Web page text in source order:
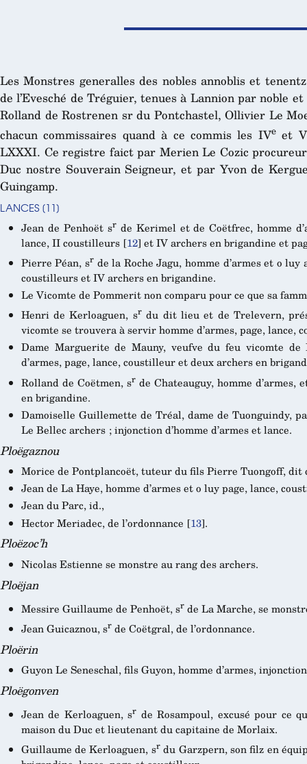
Les Monstres generalles des nobles annoblis et
de l’Evesché de Tréguier, tenues à Lannion par noble
Rolland de Rostrenen sr du Pontchastel, Ollivier Le
chacun commissaires quand à ce commis les IVeet V
LXXXI. Ce registre faict par Merien Le Cozic
Duc nostre Souverain Seigneur, et par Yvon de
Guingamp.
LANCES [11]
Jean de Penhoët srde Kerimel et de Coëtfrec, homme
lance, II coustilleurs[12] et IV archers en brigandine et
Pierre Péan, srde la Roche Jagu, homme d’armes et o
coustilleurs et IV archers en brigandine.
Le Vicomte de Pommerit non comparu pour ce que sa
Henri de Kerloaguen, srdu dit lieu et de Trelevern,
vicomte se trouvera à servir homme d’armes, page,
Dame Marguerite de Mauny, veufve du feu vicomte
d’armes, page, lance, coustilleur et deux archers en
Rolland de Coëtmen, srde Chateauguy, homme
en brigandine.
Damoiselle Guillemette de Tréal, dame de Tuonguindy,
Le Bellec archers ; injonction d’homme d’armes et lance.
Ploëgaznou
Morice de Pontplancoët, tuteur du fils Pierre Tuongoff, dit
Jean de La Haye, homme d’armes et o luy page, lance,
Jean du Parc, id.,
Hector Meriadec, de l’ordonnance [13].
Ploëzoc’h
Nicolas Estienne se monstre au rang des archers.
Ploëjan
Messire Guillaume de Penhoët, srde La Marche, se
Jean Guicaznou, srde Coëtgral, de l’ordonnance.
Ploërin
Guyon Le Seneschal, fils Guyon, homme d’armes,
Ploëgonven
Jean de Kerloaguen, sr de Rosampoul, excusé pour ce
maison du Duc et lieutenant du capitaine de Morlaix.
Guillaume de Kerloaguen, srdu Garzpern, son filz en